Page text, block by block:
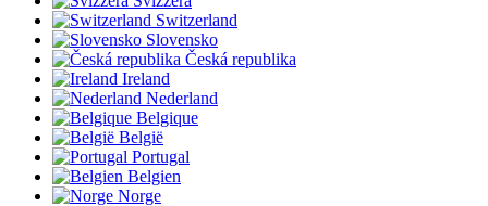
Switzerland
Slovensko
Česká republika
Ireland
Nederland
Belgique
België
Portugal
Belgien
Norge